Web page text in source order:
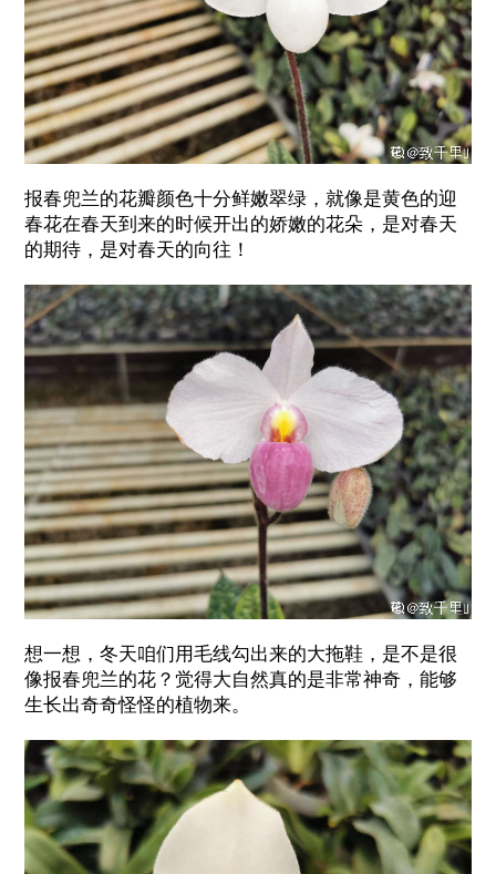
报春兜兰的花瓣颜色十分鲜嫩翠绿，就像是黄色的迎
春花在春天到来的时候开出的娇嫩的花朵，是对春天
的期待，是对春天的向往！
想一想，冬天咱们用毛线勾出来的大拖鞋，是不是很
像报春兜兰的花？觉得大自然真的是非常神奇，能够
生长出奇奇怪怪的植物来。